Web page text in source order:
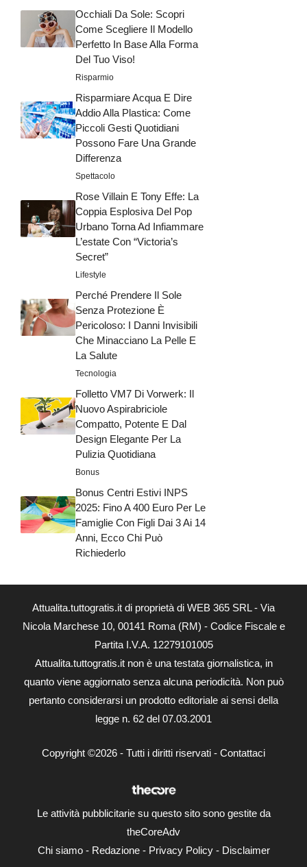
Occhiali Da Sole: Scopri
Come Scegliere Il Modello
Perfetto In Base Alla Forma
Del Tuo Viso!
Risparmio
Risparmiare Acqua E Dire
Addio Alla Plastica: Come
Piccoli Gesti Quotidiani
Possono Fare Una Grande
Differenza
Spettacolo
Rose Villain E Tony Effe: La
Coppia Esplosiva Del Pop
Urbano Torna Ad Infiammare
L’estate Con “Victoria’s
Secret”
Lifestyle
Perché Prendere Il Sole
Senza Protezione È
Pericoloso: I Danni Invisibili
Che Minacciano La Pelle E
La Salute
Tecnologia
Folletto VM7 Di Vorwerk: Il
Nuovo Aspirabriciole
Compatto, Potente E Dal
Design Elegante Per La
Pulizia Quotidiana
Bonus
Bonus Centri Estivi INPS
2025: Fino A 400 Euro Per Le
Famiglie Con Figli Dai 3 Ai 14
Anni, Ecco Chi Può
Richiederlo
Attualita.tuttogratis.it di proprietà di WEB 365 SRL - Via
Nicola Marchese 10, 00141 Roma (RM) - Codice Fiscale e
Partita I.V.A. 12279101005
Attualita.tuttogratis.it non è una testata giornalistica, in
quanto viene aggiornato senza alcuna periodicità. Non può
pertanto considerarsi un prodotto editoriale ai sensi della
legge n. 62 del 07.03.2001
Copyright ©2026 - Tutti i diritti riservati - Contattaci
Le attività pubblicitarie su questo sito sono gestite da
theCoreAdv
Chi siamo- Redazione- Privacy Policy- Disclaimer